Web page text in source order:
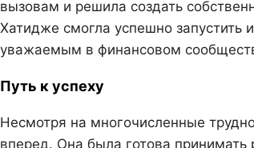
вызовам и решила создать
Хатидже смогла успешно
уважаемым в финансовом
Путь к успеху
Несмотря на многочисленные
вперед. Она была готова принимать